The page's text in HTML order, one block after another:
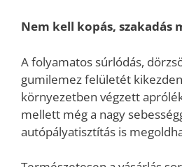
Nem kell kopás, szakadás
A folyamatos súrlódás,
gumilemez felületét
környezetben végzett
mellett még a nagy
autópályatisztítás is